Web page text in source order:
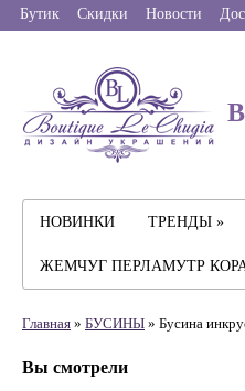
Бутик Скидки Новости
НОВИНКИ ТРЕНДЫ »
ЖЕМЧУГ ПЕРЛАМУТР
Главная » БУСИНЫ » Бусина
Вы смотрели